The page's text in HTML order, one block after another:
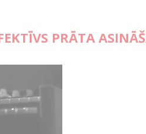
PRĀTA